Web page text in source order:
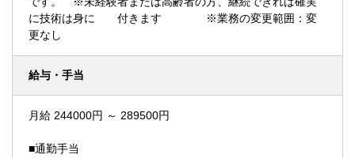
に技術は身に 付きます ※業務の変更範囲：変
更なし
給与・手当
月給 244000円 ～ 289500円
■通勤手当